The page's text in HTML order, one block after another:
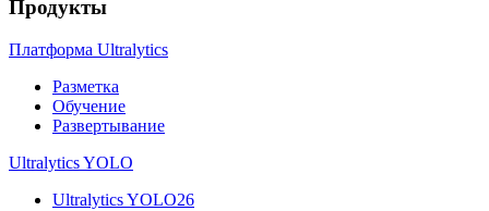
Продукты
Платформа Ultralytics
Разметка
Обучение
Развертывание
Ultralytics YOLO
Ultralytics YOLO26